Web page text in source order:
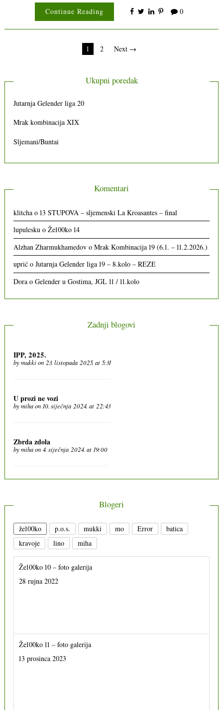
Continue Reading 0
objava
1 2 Next →
Ukupni poredak
Jutarnja Gelender liga 20
Mrak kombinacija XIX
Sljemani/Buntai
Komentari
klitcha o13 STUPOVA – sljemenski La Kroasantes – final
lupulesku oŽe100ko 14
Alzhan Zharmukhamedov oMrak Kombinacija 19 (6.1. – 11.2.2026.)
uprić oJutarnja Gelender liga 19 – 8.kolo – REZE
Dora oGelender u Gostima, JGL 11 / 11.kolo
Zadnji blogovi
IPP, 2025.
bymukkion 23. listopada 2025. at 5:31
U prozi ne vozi
bymihaon 10. siječnja 2024. at 22:43
Zbrda zdola
bymihaon 4. siječnja 2024. at 19:00
Blogeri
že100ko p.o.s. mukki mo Error
batica
kravoje
lino miha
Že100ko 10 – foto galerija
28 rujna 2022
Že100ko 11 – foto galerija
13 prosinca 2023